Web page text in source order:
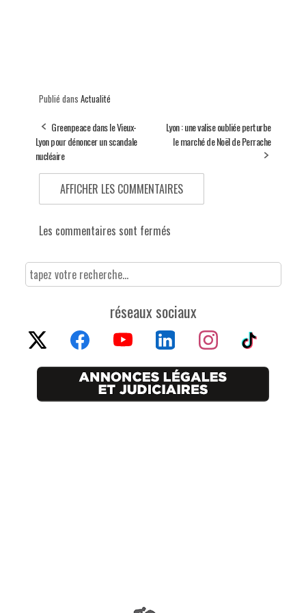
Publié dans Actualité
Greenpeace dans le Vieux-
Lyon pour dénoncer un scandale
nucléaire
Lyon : une valise oubliée perturbe
le marché de Noël de Perrache
AFFICHER LES COMMENTAIRES
Les commentaires sont fermés
réseaux sociaux